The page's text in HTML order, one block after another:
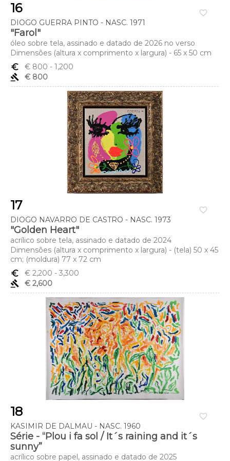
favorite_border
16
DIOGO GUERRA PINTO - NASC. 1971
"Farol"
óleo sobre tela, assinado e datado de 2026 no verso
Dimensões (altura x comprimento x largura) - 65 x 50 cm
euro_symbol
€ 800 - 1,200
gavel
€ 800
favorite_border
17
DIOGO NAVARRO DE CASTRO - NASC. 1973
"Golden Heart"
acrílico sobre tela, assinado e datado de 2024
Dimensões (altura x comprimento x largura) - (tela) 50 x 45
cm; (moldura) 77 x 72 cm
euro_symbol
€ 2,200 - 3,300
gavel
€ 2,600
favorite_border
18
KASIMIR DE DALMAU - NASC. 1960
Série - “Plou i fa sol / It´s raining and it´s
sunny”
acrílico sobre papel, assinado e datado de 2025